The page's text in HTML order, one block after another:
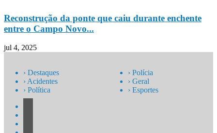
Reconstrução da ponte que caiu durante enchente
entre o Campo Novo...
jul 4, 2025
› Destaques
› Acidentes
› Política
› Polícia
› Geral
› Esportes